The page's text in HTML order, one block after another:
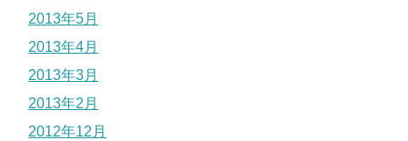
2013年5月
2013年4月
2013年3月
2013年2月
2012年12月